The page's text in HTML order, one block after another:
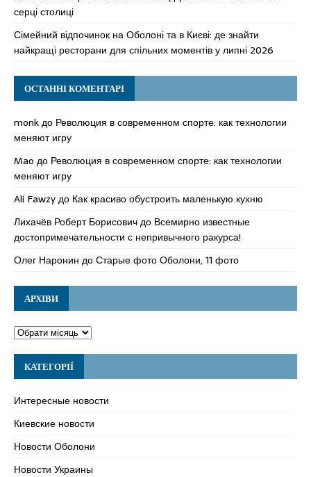
серці столиці
Сімейний відпочинок на Оболоні та в Києві: де знайти
найкращі ресторани для спільних моментів у липні 2026
ОСТАННІ КОМЕНТАРІ
monkдо Революция в современном спорте: как технологии
меняют игру
Mao до Революция в современном спорте: как технологии
меняют игру
Ali Fawzyдо Как красиво обустроить маленькую кухню
Лихачёв Роберт Борисовичдо Всемирно известные
достопримечательности с непривычного ракурса!
Олег Наронин доСтарые фото Оболони, 11 фото
АРХІВИ
КАТЕГОРІЇ
Интересные новости
Киевские новости
Новости Оболони
Новости Украины